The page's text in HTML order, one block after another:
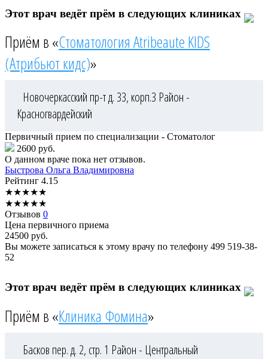
Этот врач ведёт прём в следующих клиниках
Приём в «Стоматология Atribeaute KIDS
(Атрибьют кидс)»
Новочеркасский пр-т д. 33, корп.3 Район -
Красногвардейский
Первичный прием по специализации - Стоматолог
2600 руб.
О данном враче пока нет отзывов.
Быстрова Ольга Владимировна
Рейтинг 4.15
★★★★★
★★★★★
Отзывов 0
Цена первичного приема
24500 руб.
Вы можете записаться к этому врачу по телефону 499 519-38-
52
Этот врач ведёт прём в следующих клиниках
Приём в «Клиника Фомина»
Басков пер. д. 2, стр. 1 Район - Центральный